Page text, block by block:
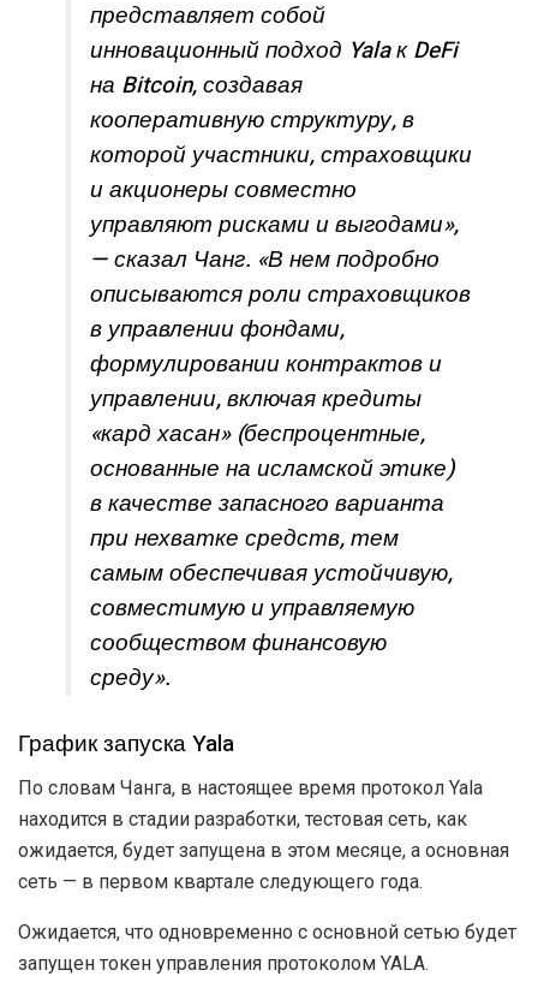
представляет собой
инновационный подход Yala к DeFi
на Bitcoin, создавая
кооперативную структуру, в
которой участники, страховщики
и акционеры совместно
управляют рисками и выгодами»,
— сказал Чанг. «В нем подробно
описываются роли страховщиков
в управлении фондами,
формулировании контрактов и
управлении, включая кредиты
«кард хасан» (беспроцентные,
основанные на исламской этике)
в качестве запасного варианта
при нехватке средств, тем
самым обеспечивая устойчивую,
совместимую и управляемую
сообществом финансовую
среду».
График запуска Yala
По словам Чанга, в настоящее время протокол Yala
находится в стадии разработки, тестовая сеть, как
ожидается, будет запущена в этом месяце, а основная
сеть — в первом квартале следующего года.
Ожидается, что одновременно с основной сетью будет
запущен токен управления протоколом YALA.